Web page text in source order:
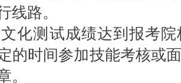
线路。
化测试成绩达到报考
的时间参加技能考核或
。